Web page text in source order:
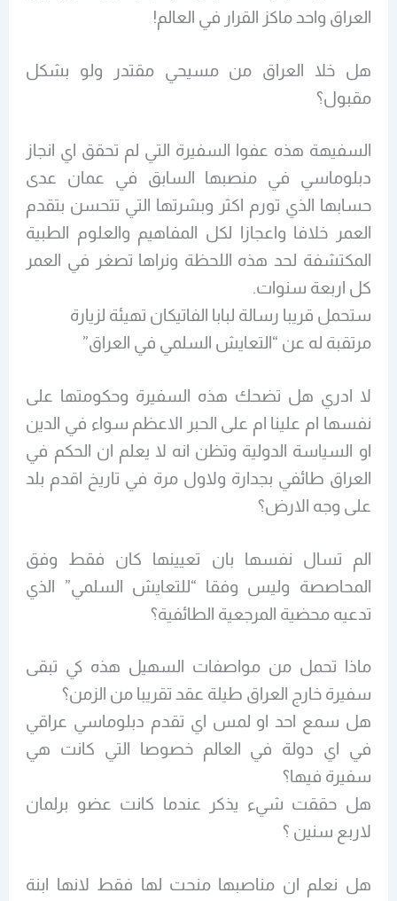
العراق واحد ماكز القرار في العالم!
هل خلا العراق من مسيحي مقتدر ولو بشكل
مقبول؟
السفيهة هذه عفوا السفيرة التي لم تحقق اي انجاز
دبلوماسي في منصبها السابق في عمان عدى
حسابها الذي تورم اكثر وبشرتها التي تتحسن بتقدم
العمر خلافا واعجازا لكل المفاهيم والعلوم الطبية
المكتشفة لحد هذه اللحظة ونراها تصغر في العمر
كل اربعة سنوات.
ستحمل قريبا رسالة لبابا الفاتيكان تهيئة لزيارة
مرتقبة له عن “التعايش السلمي في العراق”
لا ادري هل تضحك هذه السفيرة وحكومتها على
نفسها ام علينا ام على الحبر الاعظم سواء في الدين
او السياسة الدولية وتظن انه لا يعلم ان الحكم في
العراق طائفي بجدارة ولاول مرة في تاريخ اقدم بلد
على وجه الارض؟
الم تسال نفسها بان تعيينها كان فقط وفق
المحاصصة وليس وفقا “للتعايش السلمي” الذي
تدعيه محضية المرجعية الطائفية؟
ماذا تحمل من مواصفات السهيل هذه كي تبقى
سفيرة خارج العراق طيلة عقد تقريبا من الزمن؟
هل سمع احد او لمس اي تقدم دبلوماسي عراقي
في اي دولة في العالم خصوصا التي كانت هي
سفيرة فيها؟
هل حققت شيء يذكر عندما كانت عضو برلمان
لاربع سنين ؟
هل نعلم ان مناصبها منحت لها فقط لانها ابنة